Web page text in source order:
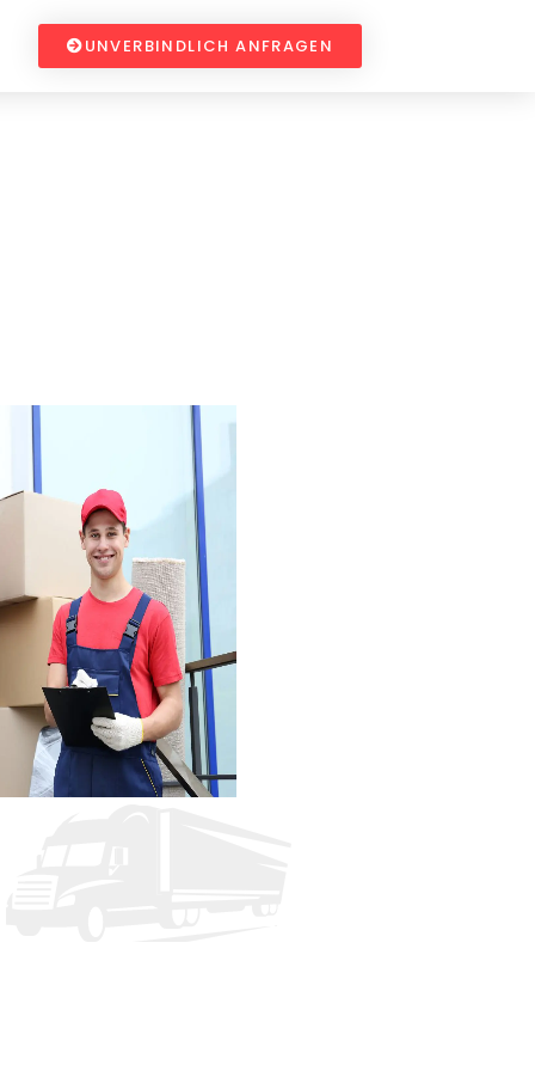
UNVERBINDLICH ANFRAGEN